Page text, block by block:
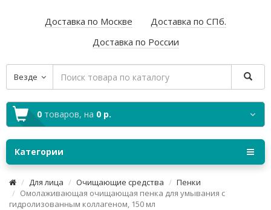
Доставка по Москве
Доставка по СПб.
Доставка по России
Везде
0 товаров, на 0 р.
Категории
Для лица Очищающие средства
Пенки
Омолаживающая очищающая пенка для умывания с
гидролизованным коллагеном, 150 мл